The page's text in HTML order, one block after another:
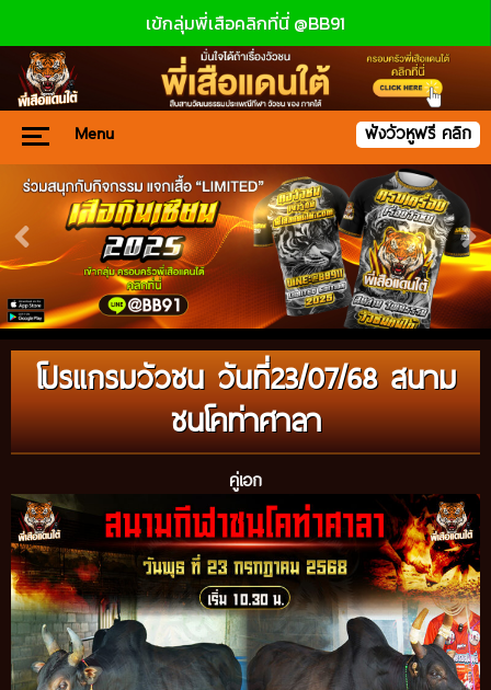
เข้กลุ่มพี่เสือคลิกที่นี่ @BB91
Menu ฟังวัวหูฟรี คลิก
โปรแกรมวัวชน วันที่23/07/68 สนาม
ชนโคท่าศาลา
คู่เอก